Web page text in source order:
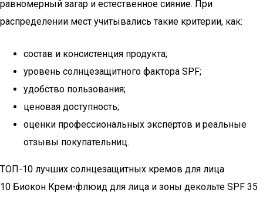
равномерный загар и естественное сияние. При
распределении мест учитывались такие критерии, как:
состав и консистенция продукта;
уровень солнцезащитного фактора SPF;
удобство пользования;
ценовая доступность;
оценки профессиональных экспертов и реальные
отзывы покупательниц.
ТОП-10 лучших солнцезащитных кремов для лица
10 Биокон Крем-флюид для лица и зоны декольте SPF 35